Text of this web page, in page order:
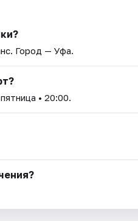
. Город — Уфа.
пятница • 20:00.